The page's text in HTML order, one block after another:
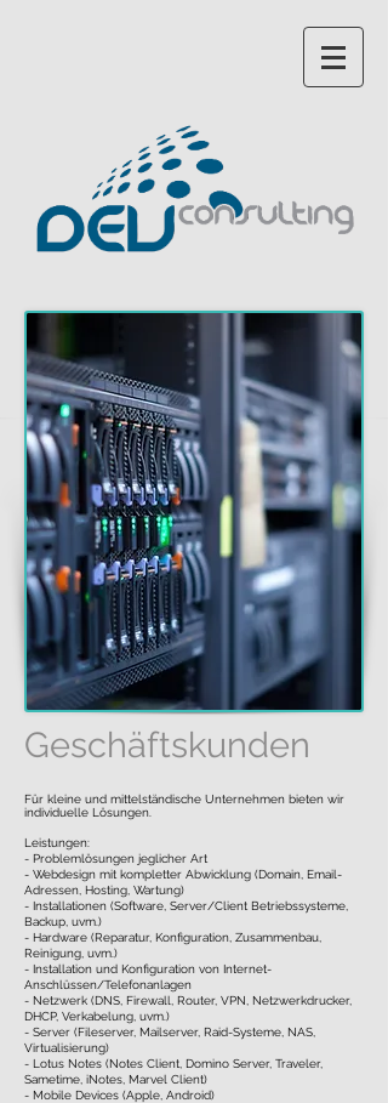
Geschäftskunden
Für kleine und mittelständische Unternehmen bieten wir
individuelle Lösungen.
Leistungen:
- Problemlösungen jeglicher Art
- Webdesign mit kompletter Abwicklung (Domain, Email-
Adressen, Hosting, Wartung)
- Installationen (Software, Server/Client Betriebssysteme,
Backup, uvm.)
- Hardware (Reparatur, Konfiguration, Zusammenbau,
Reinigung, uvm.)
- Installation und Konfiguration von Internet-
Anschlüssen/Telefonanlagen
- Netzwerk (DNS, Firewall, Router, VPN, Netzwerkdrucker,
DHCP, Verkabelung, uvm.)
- Server (Fileserver, Mailserver, Raid-Systeme, NAS,
Virtualisierung)
- Lotus Notes (Notes Client, Domino Server, Traveler,
Sametime, iNotes, Marvel Client)
- Mobile Devices (Apple, Android)